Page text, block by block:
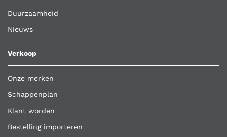
Duurzaamheid
Nieuws
Verkoop
Onze merken
Schappenplan
Klant worden
Bestelling importeren